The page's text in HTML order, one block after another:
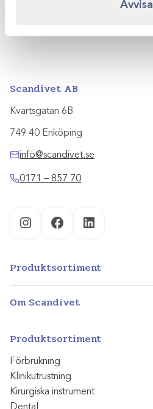
Avvisa
Scandivet AB
Kvartsgatan 6B
749 40 Enköping
info@scandivet.se
0171 – 857 70
InstagramFacebookLinkedIn
Produktsortiment
Om Scandivet
Produktsortiment
Förbrukning
Klinikutrustning
Kirurgiska instrument